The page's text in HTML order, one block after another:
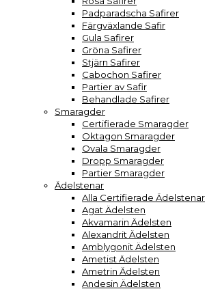
Padparadscha Safirer
Färgväxlande Safir
Gula Safirer
Gröna Safirer
Stjärn Safirer
Cabochon Safirer
Partier av Safir
Behandlade Safirer
Smaragder
Certifierade Smaragder
Oktagon Smaragder
Ovala Smaragder
Dropp Smaragder
Partier Smaragder
Ädelstenar
Alla Certifierade Ädelstenar
Agat Ädelsten
Akvamarin Ädelsten
Alexandrit Ädelsten
Amblygonit Ädelsten
Ametist Ädelsten
Ametrin Ädelsten
Andesin Ädelsten